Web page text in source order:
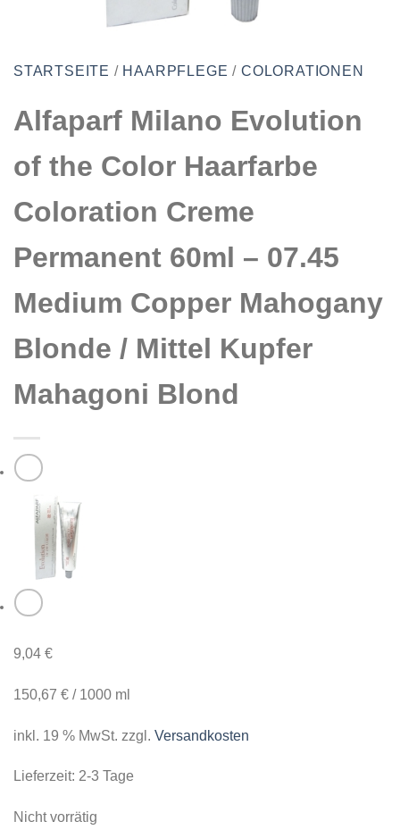
STARTSEITE / HAARPFLEGE / COLORATIONEN
Alfaparf Milano Evolution
of the Color Haarfarbe
Coloration Creme
Permanent 60ml – 07.45
Medium Copper Mahogany
Blonde / Mittel Kupfer
Mahagoni Blond
9,04 €
150,67 € / 1000 ml
inkl. 19 % MwSt. zzgl. Versandkosten
Lieferzeit: 2-3 Tage
Nicht vorrätig